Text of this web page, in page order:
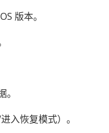
版本。
入恢复模式）。